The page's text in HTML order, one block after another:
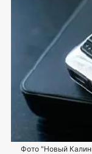
Фото "Новый